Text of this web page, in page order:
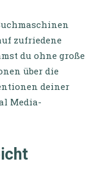
zufriedene
du ohne große
über die
deiner
Media-